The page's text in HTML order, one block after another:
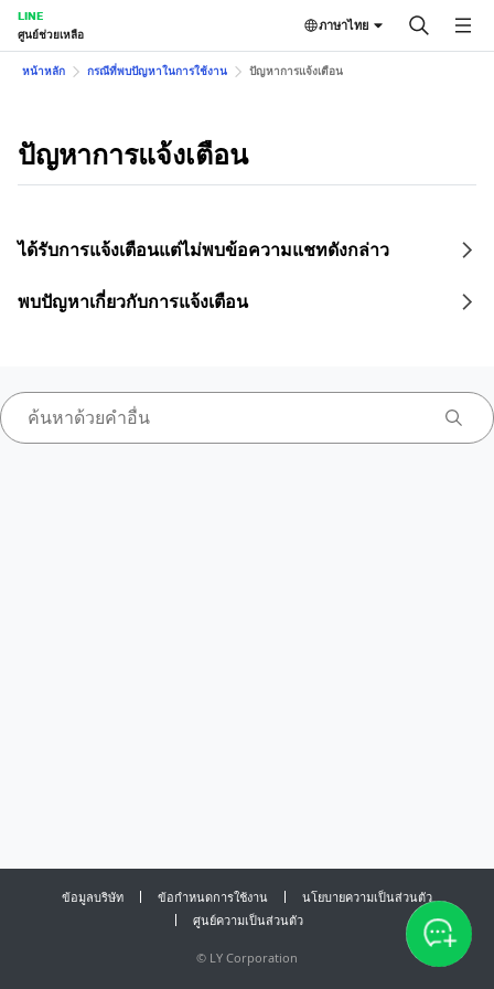
LINE
ศูนย์ช่วยเหลือ
ภาษาไทย
หน้าหลัก กรณีที่พบปัญหาในการใช้งาน ปัญหาการแจ้งเตือน
ปัญหาการแจ้งเตือน
ได้รับการแจ้งเตือนแต่ไม่พบข้อความแชทดังกล่าว
พบปัญหาเกี่ยวกับการแจ้งเตือน
ข้อมูลบริษัท ข้อกำหนดการใช้งาน
นโยบายความเป็นส่วนตัว
ศูนย์ความเป็นส่วนตัว
© LY Corporation